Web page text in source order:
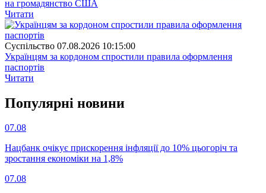
на громадянство США
Читати
Суспiльство 07.08.2026 10:15:00
Українцям за кордоном спростили правила оформлення
паспортів
Читати
Популярнi новини
07.08
Нацбанк очікує прискорення інфляції до 10% цьогоріч та
зростання економіки на 1,8%
07.08